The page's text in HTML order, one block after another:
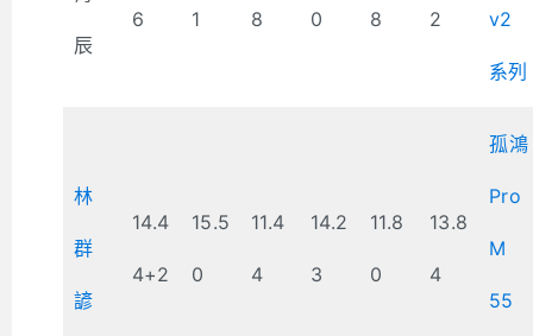
辰
6 1 8 0 8 2 v2
系列
林
群
諺
14.4
4+2
15.5
0
11.4
4
14.2
3
11.8
0
13.8
4
孤鴻
Pro
M
55